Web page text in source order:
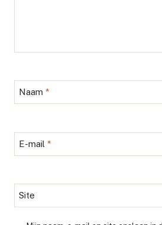
Naam *
E-mail *
Site